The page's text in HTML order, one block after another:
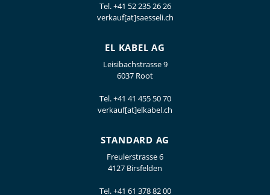
Tel.+41 52 235 26 26
verkauf[at]saesseli.ch
EL KABEL AG
Leisibachstrasse 9
6037 Root
Tel.+41 41 455 50 70
verkauf[at]elkabel.ch
STANDARD AG
Freulerstrasse 6
4127 Birsfelden
Tel.+41 61 378 82 00